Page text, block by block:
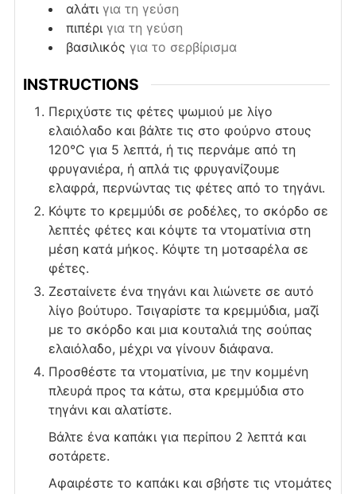
αλάτι για τη γεύση
πιπέρι για τη γεύση
βασιλικός για το σερβίρισμα
INSTRUCTIONS
Περιχύστε τις φέτες ψωμιού με λίγο
ελαιόλαδο και βάλτε τις στο φούρνο στους
120°C για 5 λεπτά, ή τις περνάμε από τη
φρυγανιέρα, ή απλά τις φρυγανίζουμε
ελαφρά, περνώντας τις φέτες από το τηγάνι.
Κόψτε το κρεμμύδι σε ροδέλες, το σκόρδο σε
λεπτές φέτες και κόψτε τα ντοματίνια στη
μέση κατά μήκος. Κόψτε τη μοτσαρέλα σε
φέτες.
Ζεσταίνετε ένα τηγάνι και λιώνετε σε αυτό
λίγο βούτυρο. Τσιγαρίστε τα κρεμμύδια, μαζί
με το σκόρδο και μια κουταλιά της σούπας
ελαιόλαδο, μέχρι να γίνουν διάφανα.
Προσθέστε τα ντοματίνια, με την κομμένη
πλευρά προς τα κάτω, στα κρεμμύδια στο
τηγάνι και αλατίστε.
Βάλτε ένα καπάκι για περίπου 2 λεπτά και
σοτάρετε.
Αφαιρέστε το καπάκι και σβήστε τις ντομάτες